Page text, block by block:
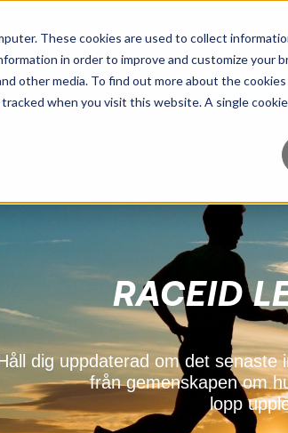
These cookies are used to collect
in order to improve and customize your
other media. To find out more about the cookies
when you visit this website. A single
Priser Learning Center
RACEID
dig uppdaterad om det
från gemenskapen om
lopp